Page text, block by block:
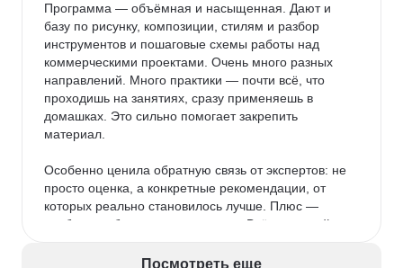
Программа — объёмная и насыщенная. Дают и
базу по рисунку, композиции, стилям и разбор
инструментов и пошаговые схемы работы над
коммерческими проектами. Очень много разных
направлений. Много практики — почти всё, что
проходишь на занятиях, сразу применяешь в
домашках. Это сильно помогает закрепить
материал.
Особенно ценила обратную связь от экспертов: не
просто оценка, а конкретные рекомендации, от
которых реально становилось лучше. Плюс —
удобное мобильное приложение. Всё под рукой:
впереди. Да и выглядит приятно — не ломает глаз.
Посмотреть еще